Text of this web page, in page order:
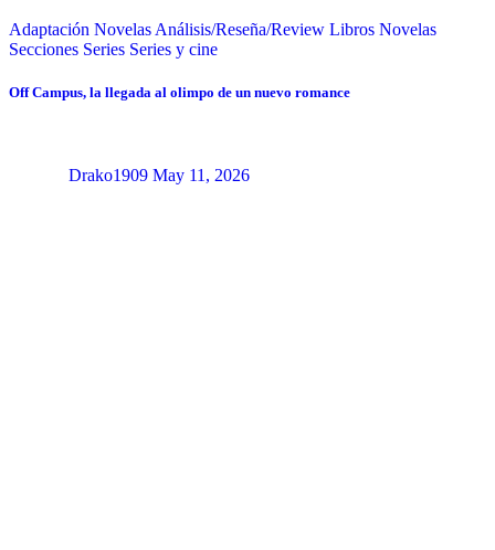
Adaptación Novelas Análisis/Reseña/Review Libros Novelas
Secciones Series Series y cine
Off Campus, la llegada al olimpo de un nuevo romance
Drako1909 May 11, 2026